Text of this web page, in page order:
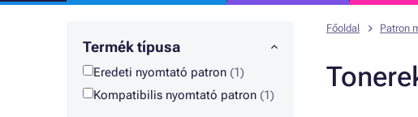
Termék típusa
Eredeti nyomtató patron (1)
Kompatibilis nyomtató patron (1)
Főoldal Patron